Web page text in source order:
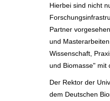
Hierbei sind nicht
Partner
und
Wissenschaft,
und Biomasse" mit
Der Rektor der
dem Deutschen